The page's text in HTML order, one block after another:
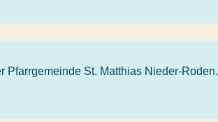
Pfarrgemeinde St. Matthias Nieder-Roden.